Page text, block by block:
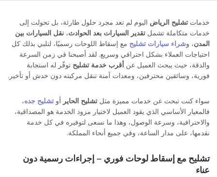
خدمات تشليح الرياض اليوم لم تعد مجرد حلول طارئة، بل تحولت إلى
خدمات متكاملة تشمل تقدير السيارات بعد الحوادث، نقل السيارات بين
المدن، وشراء سيارات تشليح مع إسقاط اللوحات رسميًا، لتلبي بذلك كل
احتياجات العملاء بشكل احترافي وسريع. لقد أصبحنا في زمن السرعة
والدقة، حيث يبحث العميل عن أقرب خدمة تشليح توفّر له استجابة
فورية، وسائقين محترفين، ومعدات آمنة تنقل مركبته دون خدش أو تأخير.
سواء كنت تبحث عن خدمات مميزة مثل تشليح الحاير أو تشليح جده،
فالمعيار الأساسي الذي يقود العميل لاختيار مزود الخدمة هو المصداقية،
والاحترافية، وسرعة الوصول، وهذا ما نسعى لتوفيره في كل خدمة
نقدمها، على مدار الساعة، وفي جميع أنحاء المملكة.
تشليح مع إسقاط لوحات فوري – إجراءات رسمية دون
عناء